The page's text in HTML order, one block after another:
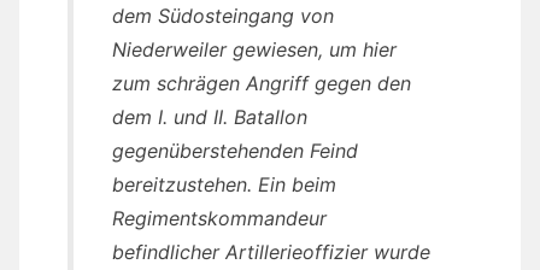
dem Südosteingang von
Niederweiler gewiesen, um hier
zum schrägen Angriff gegen den
dem I. und II. Batallon
gegenüberstehenden Feind
bereitzustehen. Ein beim
Regimentskommandeur
befindlicher Artillerieoffizier wurde